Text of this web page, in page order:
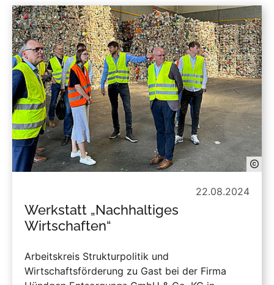
22.08.2024
Werkstatt „Nachhaltiges
Wirtschaften“
Arbeitskreis Strukturpolitik und
Wirtschaftsförderung zu Gast bei der Firma